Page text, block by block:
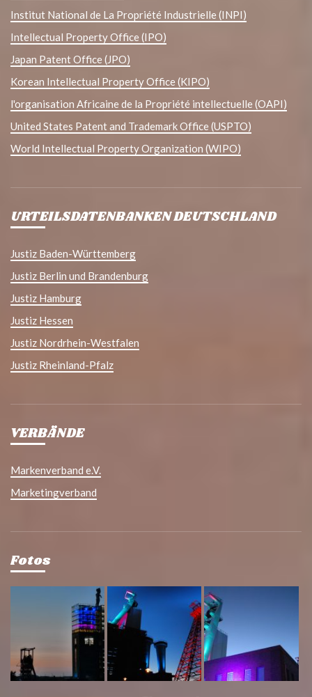
Institut National de La Propriété Industrielle (INPI)
Intellectual Property Office (IPO)
Japan Patent Office (JPO)
Korean Intellectual Property Office (KIPO)
l'organisation Africaine de la Propriété intellectuelle (OAPI)
United States Patent and Trademark Office (USPTO)
World Intellectual Property Organization (WIPO)
URTEILSDATENBANKEN DEUTSCHLAND
Justiz Baden-Württemberg
Justiz Berlin und Brandenburg
Justiz Hamburg
Justiz Hessen
Justiz Nordrhein-Westfalen
Justiz Rheinland-Pfalz
VERBÄNDE
Markenverband e.V.
Marketingverband
Fotos